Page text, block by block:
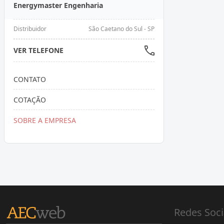
Energymaster Engenharia
Distribuidor São Caetano do Sul - SP
VER TELEFONE
CONTATO
COTAÇÃO
SOBRE A EMPRESA
Redes